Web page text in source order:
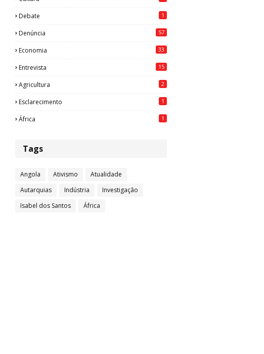
Debate 1
Denúncia 57
Economia 33
Entrevista 15
Agricultura 2
Esclarecimento 1
África 1
Tags
Angola Ativismo
Atualidade
Autarquias
Indústria
Investigação
Isabel dos Santos
África